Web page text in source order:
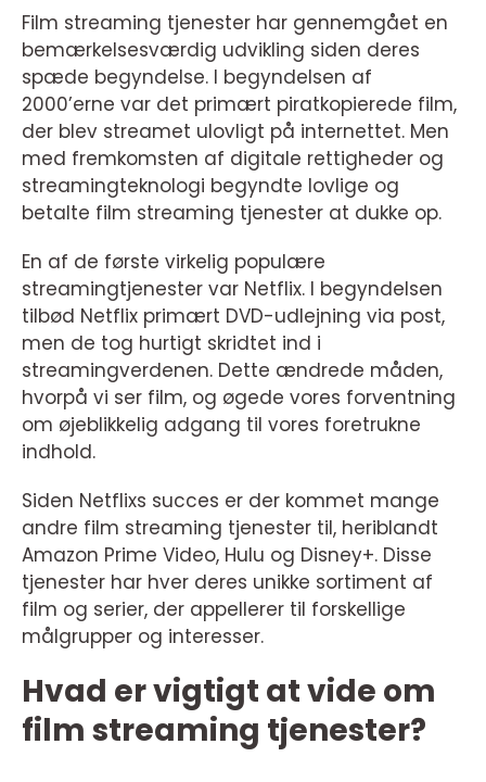
Film streaming tjenester har gennemgået en
bemærkelsesværdig udvikling siden deres
spæde begyndelse. I begyndelsen af
2000’erne var det primært piratkopierede film,
der blev streamet ulovligt på internettet. Men
med fremkomsten af digitale rettigheder og
streamingteknologi begyndte lovlige og
betalte film streaming tjenester at dukke op.
En af de første virkelig populære
streamingtjenester var Netflix. I begyndelsen
tilbød Netflix primært DVD-udlejning via post,
men de tog hurtigt skridtet ind i
streamingverdenen. Dette ændrede måden,
hvorpå vi ser film, og øgede vores forventning
om øjeblikkelig adgang til vores foretrukne
indhold.
Siden Netflixs succes er der kommet mange
andre film streaming tjenester til, heriblandt
Amazon Prime Video, Hulu og Disney+. Disse
tjenester har hver deres unikke sortiment af
film og serier, der appellerer til forskellige
målgrupper og interesser.
Hvad er vigtigt at vide om
film streaming tjenester?